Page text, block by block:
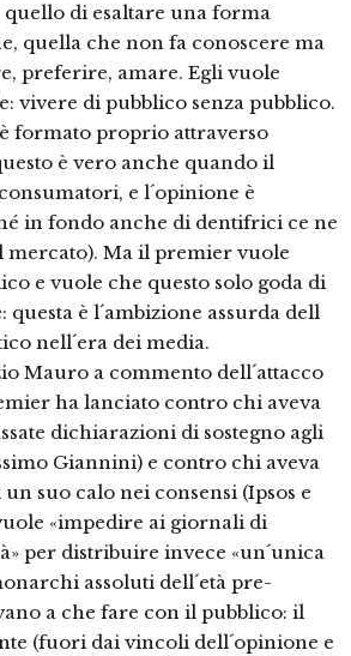
quello di esaltare una forma
quella che non fa conoscere ma
preferire, amare. Egli vuole
vivere di pubblico senza pubblico.
formato proprio attraverso
è vero anche quando il
e l´opinione è
in fondo anche di dentifrici ce ne
mercato). Ma il premier vuole
e vuole che questo solo goda di
è l´ambizione assurda dell
nell´era dei media.
Mauro a commento dell´attacco
ha lanciato contro chi aveva
dichiarazioni di sostegno agli
Giannini) e contro chi aveva
suo calo nei consensi (Ipsos e
«impedire ai giornali di
per distribuire invece «un´unica
assoluti dell´età pre-
a che fare con il pubblico: il
(fuori dai vincoli dell´opinione e